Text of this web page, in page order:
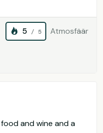
5 / 5 Atmosfäär
and wine and a